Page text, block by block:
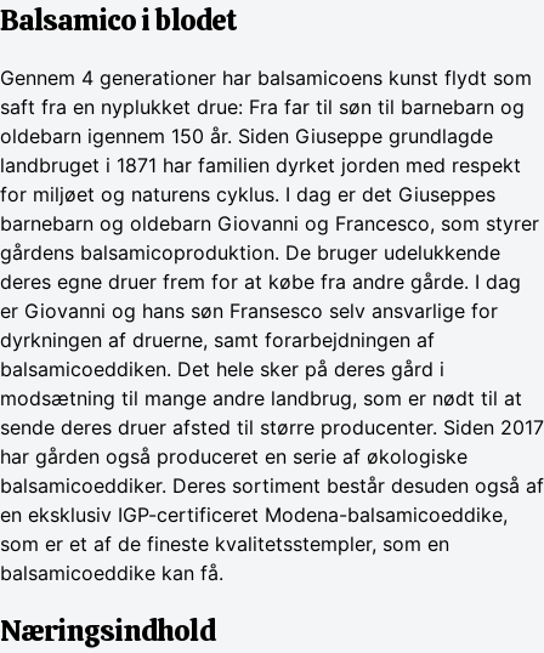
Balsamico i blodet
Gennem 4 generationer har balsamicoens kunst flydt som
saft fra en nyplukket drue: Fra far til søn til barnebarn og
oldebarn igennem 150 år. Siden Giuseppe grundlagde
landbruget i 1871 har familien dyrket jorden med respekt
for miljøet og naturens cyklus. I dag er det Giuseppes
barnebarn og oldebarn Giovanni og Francesco, som styrer
gårdens balsamicoproduktion. De bruger udelukkende
deres egne druer frem for at købe fra andre gårde. I dag
er Giovanni og hans søn Fransesco selv ansvarlige for
dyrkningen af druerne, samt forarbejdningen af
balsamicoeddiken. Det hele sker på deres gård i
modsætning til mange andre landbrug, som er nødt til at
sende deres druer afsted til større producenter. Siden 2017
har gården også produceret en serie af økologiske
balsamicoeddiker. Deres sortiment består desuden også af
en eksklusiv IGP-certificeret Modena-balsamicoeddike,
som er et af de fineste kvalitetsstempler, som en
balsamicoeddike kan få.
Næringsindhold